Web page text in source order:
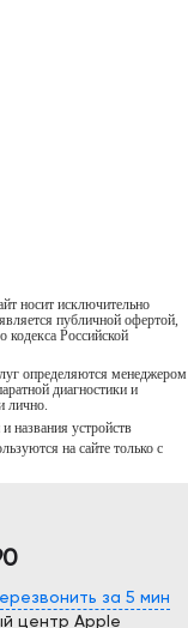
носит исключительно
публичной офертой,
кодекса Российской
определяются менеджером
диагностики и
лично.
названия устройств
на сайте только с
за 5 мин
центр Apple